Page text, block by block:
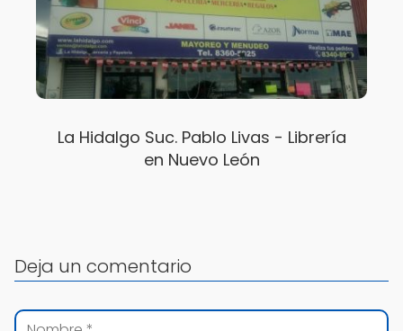
La Hidalgo Suc. Pablo Livas - Librería
en Nuevo León
Deja un comentario